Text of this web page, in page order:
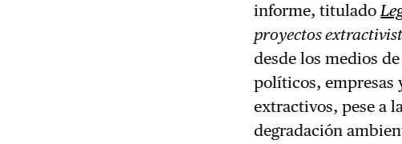
informe, titulado
proyectos
desde los medios
políticos, empresas
extractivos, pese a
degradación